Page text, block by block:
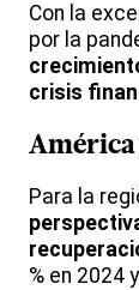
Con la
por la
crisis
América
Para la
% en 2024